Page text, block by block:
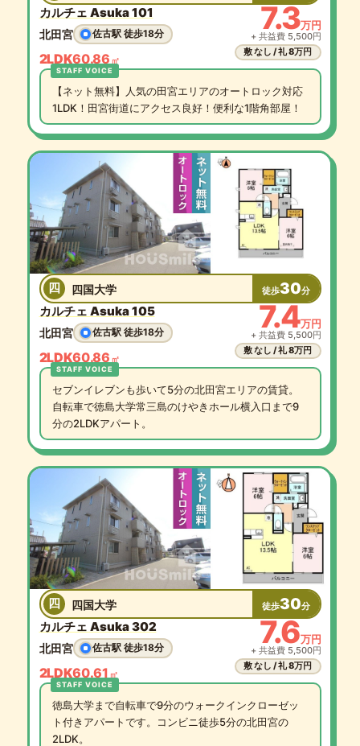
カルチェ Asuka 101
北田宮 佐古駅 徒歩18分
2LDK60.86 ㎡
7.3万円
+ 共益費 5,500円
敷 なし / 礼 8万円
【ネット無料】人気の田宮エリアのオートロック対応
1LDK！田宮街道にアクセス良好！便利な1階角部屋！
四 四国大学 徒歩30分
カルチェ Asuka 105
北田宮 佐古駅 徒歩18分
2LDK60.86 ㎡
7.4万円
+ 共益費 5,500円
敷 なし / 礼 8万円
セブンイレブンも歩いて5分の北田宮エリアの賃貸。
自転車で徳島大学常三島のけやきホール横入口まで9
分の2LDKアパート。
四 四国大学 徒歩30分
カルチェ Asuka 302
北田宮 佐古駅 徒歩18分
2LDK60.61 ㎡
7.6万円
+ 共益費 5,500円
敷 なし / 礼 8万円
徳島大学まで自転車で9分のウォークインクローゼッ
ト付きアパートです。コンビニ徒歩5分の北田宮の
2LDK。